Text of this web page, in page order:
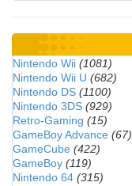
Nintendo Wii (1081)
Nintendo Wii U (682)
Nintendo DS (1100)
Nintendo 3DS (929)
Retro-Gaming (15)
GameBoy Advance (67)
GameCube (422)
GameBoy (119)
Nintendo 64 (315)